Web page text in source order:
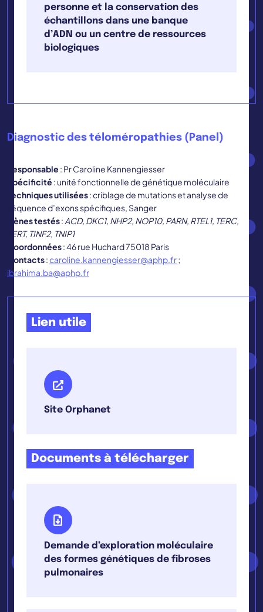
personne et la conservation des
échantillons dans une banque
d’ADN ou un centre de ressources
biologiques
Diagnostic des téloméropathies (Panel)
Responsable : Pr Caroline Kannengiesser
Spécificité : unité fonctionnelle de génétique moléculaire
Techniques utilisées: criblage de mutations et analyse de
séquence d’exons spécifiques, Sanger
Gènes testés: ACD, DKC1, NHP2, NOP10, PARN, RTEL1, TERC,
TERT, TINF2, TNIP1
Coordonnées: 46 rue Huchard 75018 Paris
Contacts:caroline.kannengiesser@aphp.fr;
ibrahima.ba@aphp.fr
Lien utile
Site Orphanet
Documents à télécharger
Demande d’exploration moléculaire
des formes génétiques de fibroses
pulmonaires